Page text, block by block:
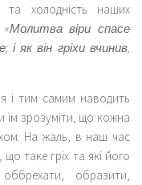
та холодність наших
«Молитва віри спасе
як він гріхи вчинив,
і тим самим наводить
їм зрозуміти, що кожна
На жаль, в наш час
таке гріх та які його
образити,